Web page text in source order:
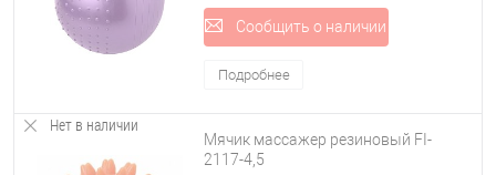
Сообщить о наличии
Подробнее
Нет в наличии
Мячик массажер резиновый FI-
2117-4,5